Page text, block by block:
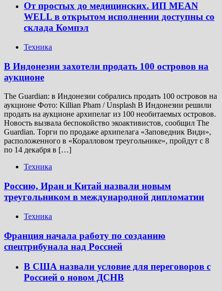
От простых до медицинских. ИП MEAN
WELL в открытом исполнении доступны со
склада Компэл
Техника
В Индонезии захотели продать 100 островов на
аукционе
The Guardian: в Индонезии собрались продать 100 островов на
аукционе Фото: Killian Pham / Unsplash В Индонезии решили
продать на аукционе архипелаг из 100 необитаемых островов.
Новость вызвала беспокойство экоактивистов, сообщил The
Guardian. Торги по продаже архипелага «Заповедник Види»,
расположенного в «Коралловом треугольнике», пройдут с 8
по 14 декабря в […]
Техника
Россию, Иран и Китай назвали новым
треугольником в международной дипломатии
Техника
Франция начала работу по созданию
спецтрибунала над Россией
В США назвали условие для переговоров с
Россией о новом ДСНВ